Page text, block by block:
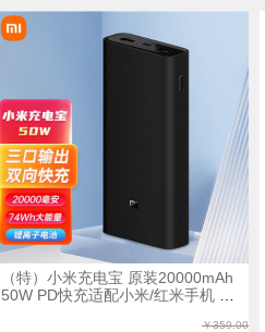
（特）小米充电宝 原装20000mAh
50W PD快充适配小米/红米手机 充
￥359.00